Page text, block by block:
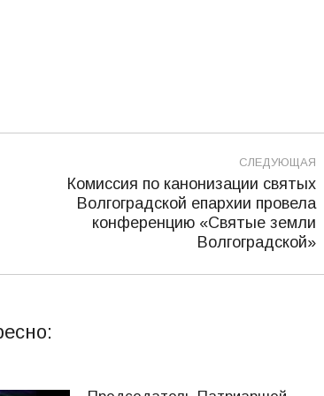
СЛЕДУЮЩАЯ
Комиссия по канонизации святых
Волгоградской епархии провела
конференцию «Святые земли
Волгоградской»